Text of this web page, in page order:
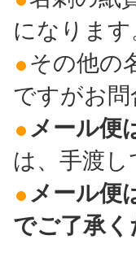
になりま
その他の
ですがお問
メール便
は、手渡し
メール便
でご了承く